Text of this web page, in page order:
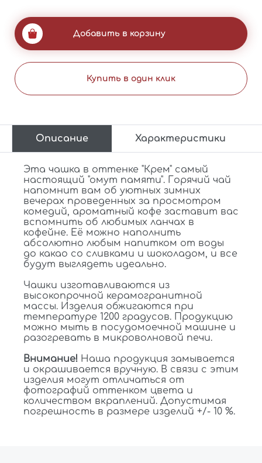
больше 20 000 грн.
7%
- совершив покупки на сумму
- совершив покупки на сумму
Добавить в корзину
Купить в один клик
Описание Характеристики
Эта чашка в оттенке "Крем" самый
настоящий "омут памяти". Горячий чай
напомнит вам об уютных зимних
вечерах проведенных за просмотром
комедий, ароматный кофе заставит вас
вспомнить об любимых ланчах в
кофейне. Её можно наполнить
абсолютно любым напитком от воды
до какао со сливками и шоколадом, и все
будут выглядеть идеально.
Чашки изготавливаются из
высокопрочной керамогранитной
массы. Изделия обжигаются при
температуре 1200 градусов. Продукцию
можно мыть в посудомоечной машине и
разогревать в микроволновой печи.
Внимание! Наша продукция замывается
и окрашивается вручную. В связи с этим
изделия могут отличаться от
фотографий оттенком цвета и
количеством вкраплений. Допустимая
погрешность в размере изделий +/- 10 %.